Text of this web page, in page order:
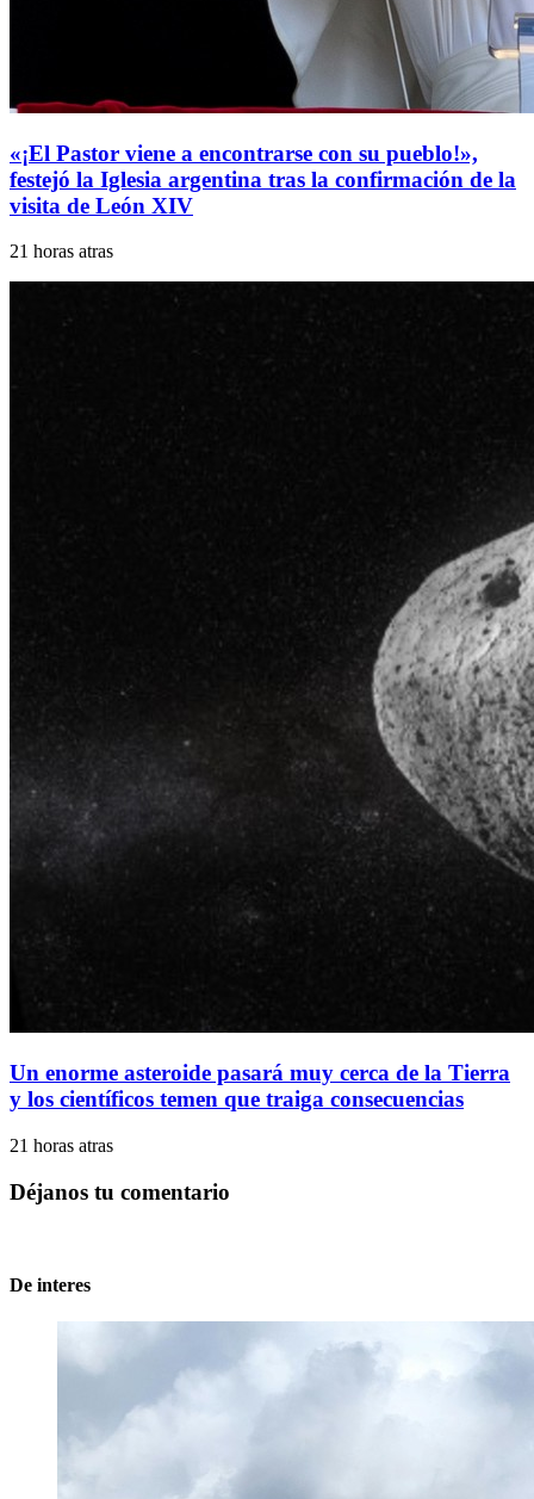
«¡El Pastor viene a encontrarse con su pueblo!»,
festejó la Iglesia argentina tras la confirmación de la
visita de León XIV
21 horas atras
Un enorme asteroide pasará muy cerca de la Tierra
y los científicos temen que traiga consecuencias
21 horas atras
Déjanos tu comentario
De interes